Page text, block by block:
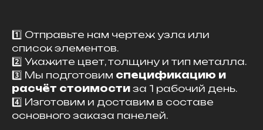
1️⃣ Отправьте нам чертеж узла или
список элементов.
2️⃣ Укажите цвет, толщину и тип металла.
3️⃣ Мы подготовим спецификацию и
расчёт стоимости за 1 рабочий день.
4️⃣ Изготовим и доставим в составе
основного заказа панелей.